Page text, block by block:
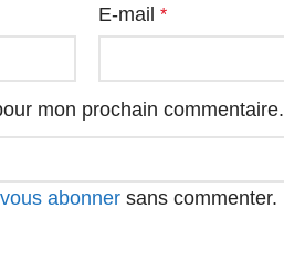
E-mail *
mon prochain commentaire.
vous abonner sans commenter.